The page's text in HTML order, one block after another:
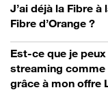
J’ai déjà la Fibre
Fibre d’Orange ?
Est-ce que je
streaming comme
grâce à mon offre